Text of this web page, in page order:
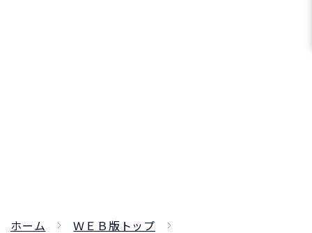
ホーム
ＷＥＢ版トップ